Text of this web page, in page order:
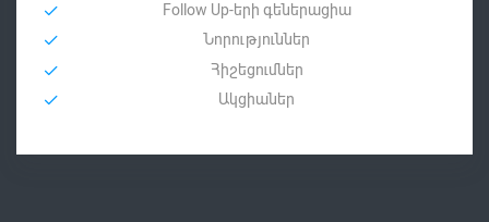
Follow Up-երի գեներացիա
Նորություններ
Հիշեցումներ
Ակցիաներ